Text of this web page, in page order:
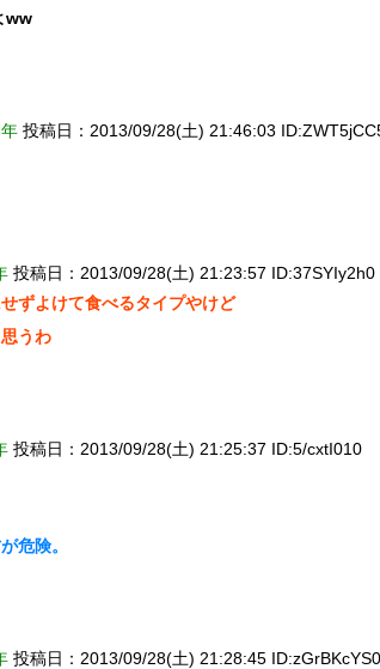
ww
投稿日：2013/09/28(土) 21:46:03
投稿日：2013/09/28(土) 21:23:57 ID:37SYIy2h0
ずよけて食べるタイプやけど
投稿日：2013/09/28(土) 21:25:37 ID:5/cxtI010
投稿日：2013/09/28(土) 21:28:45 ID:zGrBKcYS0
さ
歴史的な木星系探査機打ち上げにナマ